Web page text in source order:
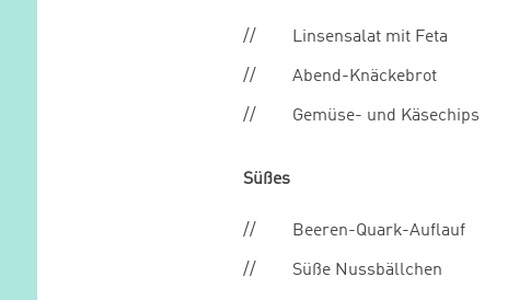
Linsensalat mit Feta
Abend-Knäckebrot
Gemüse- und Käsechips
Süßes
Beeren-Quark-Auflauf
Süße Nussbällchen